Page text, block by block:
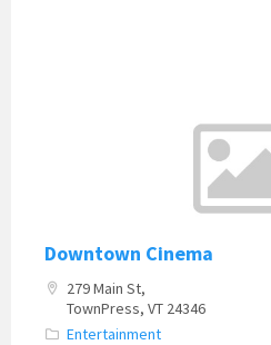
Downtown Cinema
279 Main St,
TownPress, VT 24346
Entertainment